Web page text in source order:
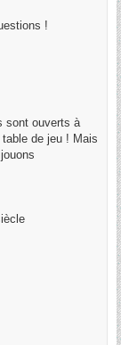
!
sont ouverts à
de jeu ! Mais